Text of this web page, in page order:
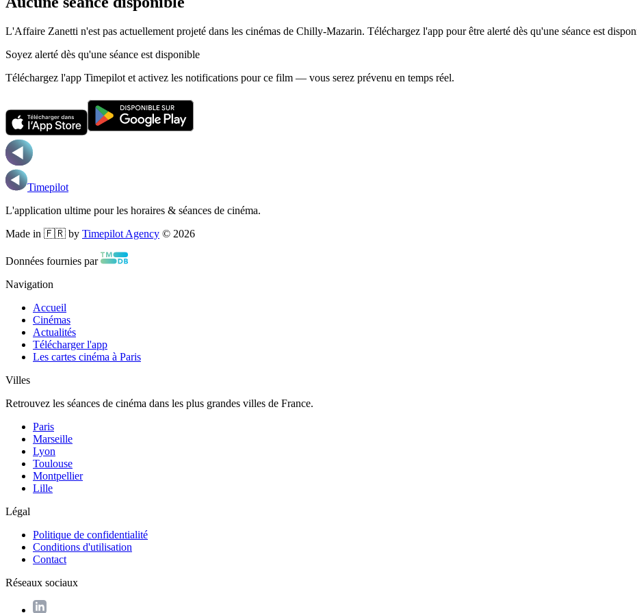
L'Affaire Zanetti n'est pas actuellement projeté dans les cinémas de Chilly-Mazarin. Téléchargez l'app pour être alerté dès qu'une séance est
Soyez alerté dès qu'une séance est disponible
Téléchargez l'app Timepilot et activez les notifications pour ce film — vous serez prévenu en temps réel.
Timepilot
L'application ultime pour les horaires & séances de cinéma.
Made in 🇫🇷 by Timepilot Agency © 2026
Données fournies par
Navigation
Accueil
Cinémas
Actualités
Télécharger l'app
Les cartes cinéma à Paris
Villes
Retrouvez les séances de cinéma dans les plus grandes villes de France.
Paris
Marseille
Lyon
Toulouse
Montpellier
Lille
Légal
Politique de confidentialité
Conditions d'utilisation
Contact
Réseaux sociaux